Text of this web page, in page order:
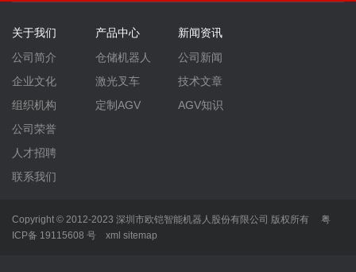
关于我们
公司简介
企业文化
组织机构
公司荣誉
人才招聘
联系我们
产品中心
仓储机器人
激光叉车
定制AGV
新闻资讯
公司新闻
技术文章
AGV知识
Copyright © 2012-2023 深圳市欧铠智能机器人股份有限公司 版权所有
粤
ICP备 19115608 号
xml sitemap